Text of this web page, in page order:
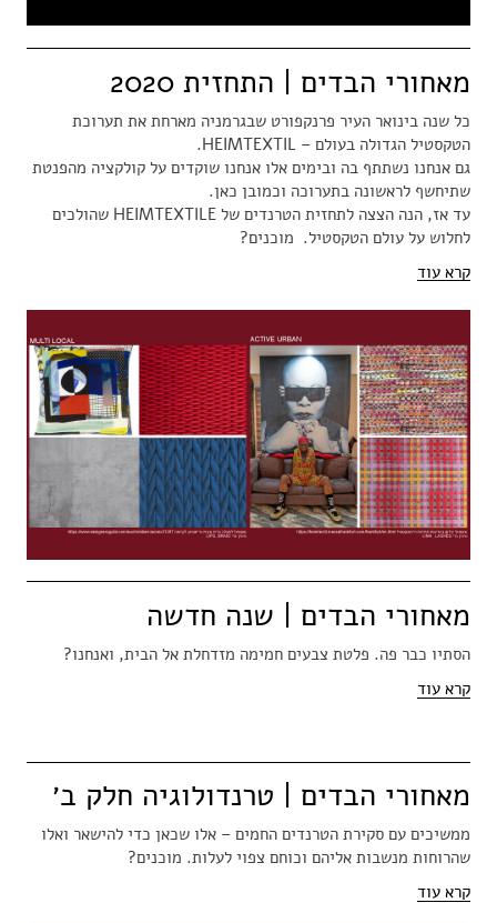
מאחורי הבדים | התחזית 2020
כל שנה בינואר העיר פרנקפורט שבגרמניה מארחת את תערוכת
הטקסטיל הגדולה בעולם – HEIMTEXTIL.
גם אנחנו נשתתף בה ובימים אלו אנחנו שוקדים על קולקציה מהפנטת
שתיחשף לראשונה בתערוכה וכמובן כאן.
עד אז, הנה הצצה לתחזית הטרנדים של HEIMTEXTILE שהולכים
לחלוש על עולם הטקסטיל. מוכנים?
קרא עוד
מאחורי הבדים | שנה חדשה
הסתיו כבר פה. פלטת צבעים חמימה מזדחלת אל הבית, ואנחנו?
קרא עוד
מאחורי הבדים | טרנדולוגיה חלק ב׳
ממשיכים עם סקירת הטרנדים החמים – אלו שכאן כדי להישאר ואלו
שהרוחות מנשבות אליהם וכוחם צפוי לעלות. מוכנים?
קרא עוד